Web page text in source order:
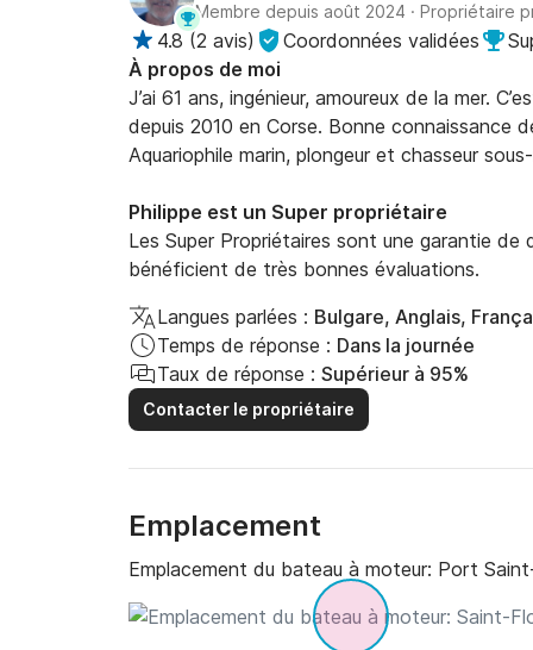
Membre depuis août 2024 · Propriétaire
4.8 (2 avis) Coordonnées validées
À propos de moi
J’ai 61 ans, ingénieur, amoureux de la mer.
depuis 2010 en Corse. Bonne connaissance
Aquariophile marin, plongeur et chasseur
Philippe est un Super propriétaire
Les Super Propriétaires sont une garantie
bénéficient de très bonnes évaluations.
Langues parlées : Bulgare, Anglais,
Temps de réponse : Dans la journée
Taux de réponse : Supérieur à 95%
Contacter le propriétaire
Emplacement
Emplacement du bateau à moteur: Port